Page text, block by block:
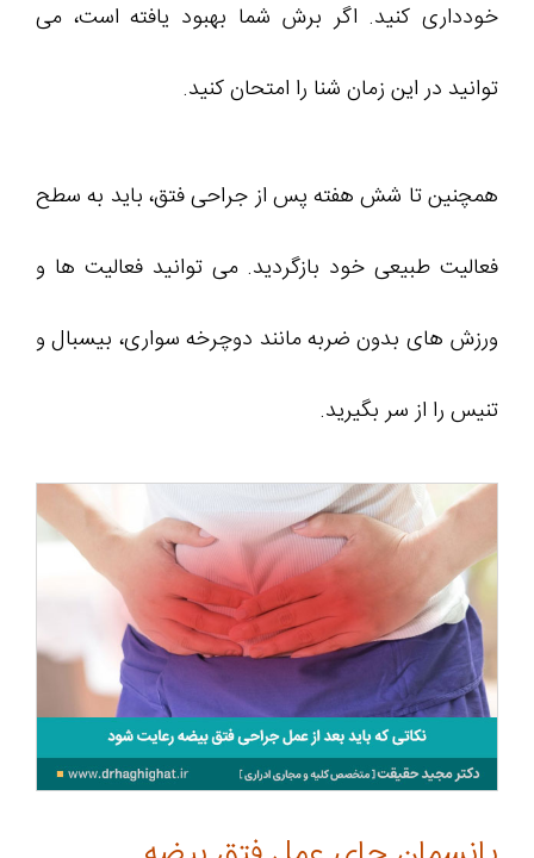
خودداری کنید. اگر برش شما بهبود یافته است، می
توانید در این زمان شنا را امتحان کنید.
همچنین تا شش هفته پس از جراحی فتق، باید به سطح
فعالیت طبیعی خود بازگردید. می توانید فعالیت ها و
ورزش های بدون ضربه مانند دوچرخه سواری، بیسبال و
تنیس را از سر بگیرید.